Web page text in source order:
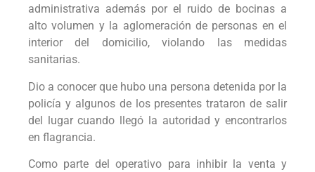
administrativa además por el ruido de bocinas a
alto volumen y la aglomeración de personas en el
interior del domicilio, violando las medidas
sanitarias.
Dio a conocer que hubo una persona detenida por la
policía y algunos de los presentes trataron de salir
del lugar cuando llegó la autoridad y encontrarlos
en flagrancia.
Como parte del operativo para inhibir la venta y